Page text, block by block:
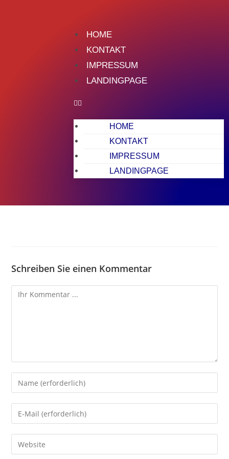
HOME
KONTAKT
IMPRESSUM
LANDINGPAGE
HOME
KONTAKT
IMPRESSUM
LANDINGPAGE
Schreiben Sie einen Kommentar